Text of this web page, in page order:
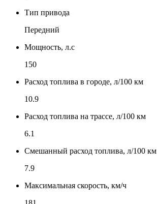
Тип привода
Передний
Мощность, л.с
150
Расход топлива в городе, л/100 км
10.9
Расход топлива на трассе, л/100 км
6.1
Смешанный расход топлива, л/100 км
7.9
Максимальная скорость, км/ч